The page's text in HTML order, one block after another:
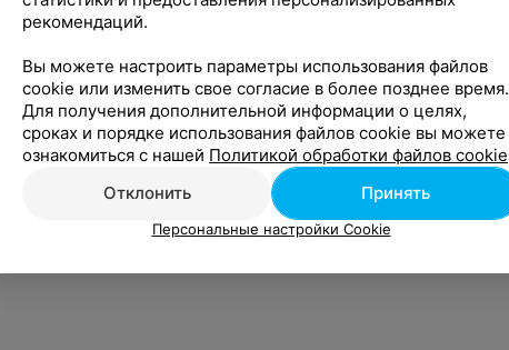
рекомендаций.
Вы можете настроить параметры использования файлов
cookie или изменить свое согласие в более позднее время.
Для получения дополнительной информации о целях,
сроках и порядке использования файлов cookie вы можете
ознакомиться с нашей Политикой обработки файлов cookie
Отклонить
Принять
Персональные настройки Cookie